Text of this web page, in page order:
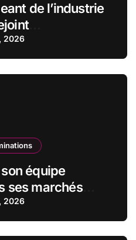
de l’industrie
(CSG) en
du conseil
2026
équipe
ses marchés
2026